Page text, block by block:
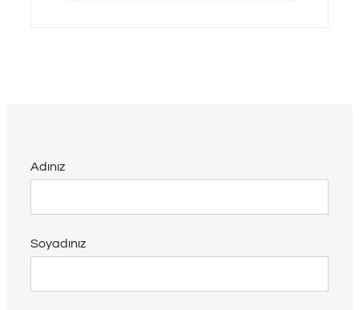
Adınız
Soyadınız